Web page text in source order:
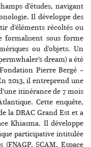
d’études, navigant
Il développe des
d’éléments récoltés ou
formalisent sous forme
ou d’objets. Un
dream) a été
Pierre Bergé –
2013, il entreprend une
itinérance de 7 mois
Cette enquête,
la DRAC Grand Est et a
Khiasma. Il développe
participative intitulée
SCAM, Espace